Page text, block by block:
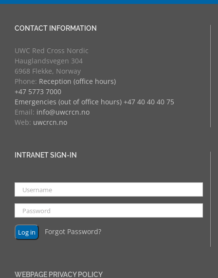
CONTACT INFORMATION
UWC Red Cross Nordic
Hauglandsvegen 304
6968 Flekke, Norway
Phone: Reception (office hours)
+47 5773 7000
Emergencies (out of office hours) +47 40 40 40 75
Email: info@uwcrcn.no
Web: uwcrcn.no
INTRANET SIGN-IN
Forgot Password?
WEBPAGE PRIVACY POLICY